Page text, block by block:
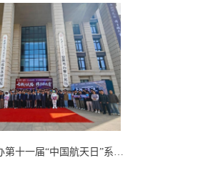
西安交大举办第十一届“中国航天日”系列活动启动仪式